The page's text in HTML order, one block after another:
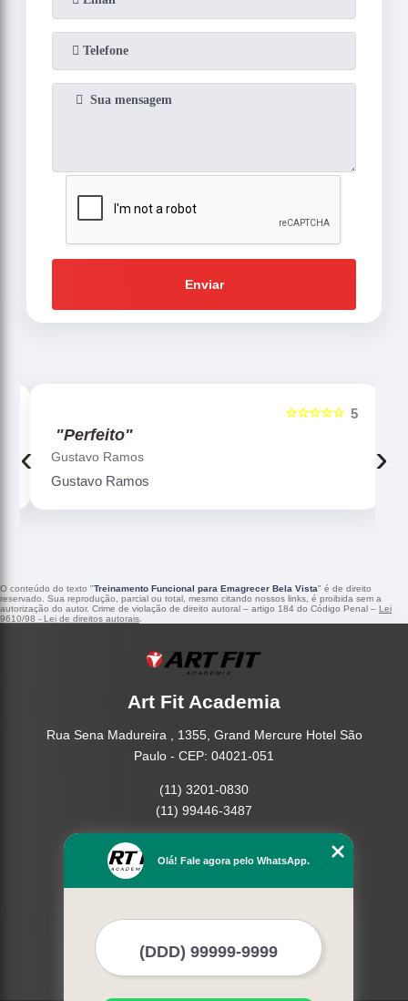
Enviar
5
☆☆☆☆☆
"Perfeito"
Gustavo Ramos
Gustavo Ramos
‹ ›
O conteúdo do texto "Treinamento Funcional para Emagrecer Bela Vista" é de direito
reservado. Sua reprodução, parcial ou total, mesmo citando nossos links, é proibida sem a
autorização do autor. Crime de violação de direito autoral – artigo 184 do Código Penal – Lei
9610/98 - Lei de direitos autorais
Art Fit Academia
Rua Sena Madureira , 1355, Grand Mercure Hotel São
Paulo - CEP: 04021-051
(11) 3201-0830
(11) 99446-3487
Empresa
Missão
Mapa do site
Olá! Fale agora pelo WhatsApp.